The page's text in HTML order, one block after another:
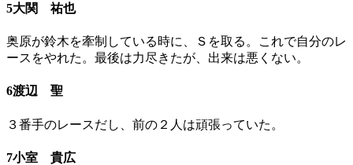
5大関 祐也
奥原が鈴木を牽制している時に、Ｓを取る。これで自分のレ
ースをやれた。最後は力尽きたが、出来は悪くない。
6渡辺 聖
３番手のレースだし、前の２人は頑張っていた。
7小室 貴広